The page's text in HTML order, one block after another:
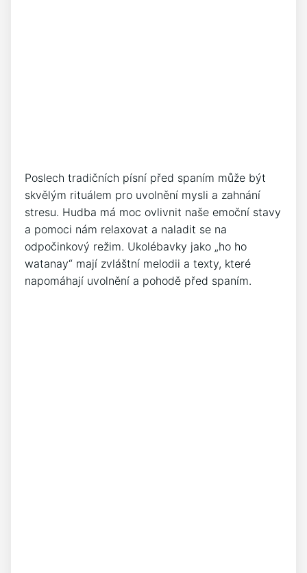
Poslech tradičních písní před spaním může být⁤
skvělým rituálem pro uvolnění mysli a zahnání
stresu. Hudba má moc ovlivnit naše emoční stavy
a pomoci nám relaxovat a naladit se na
odpočinkový ⁢režim. ‍Ukolébavky ‌jako „ho ho
watanay“ mají ‍zvláštní ⁢melodii a‌ texty, které
napomáhají ⁢uvolnění a pohodě ⁢před spaním. ⁢